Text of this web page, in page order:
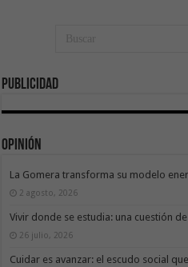
Publicidad
Opinión
La Gomera transforma su modelo
2 agosto, 2026
Vivir donde se estudia: una cuestión
26 julio, 2026
Cuidar es avanzar: el escudo social